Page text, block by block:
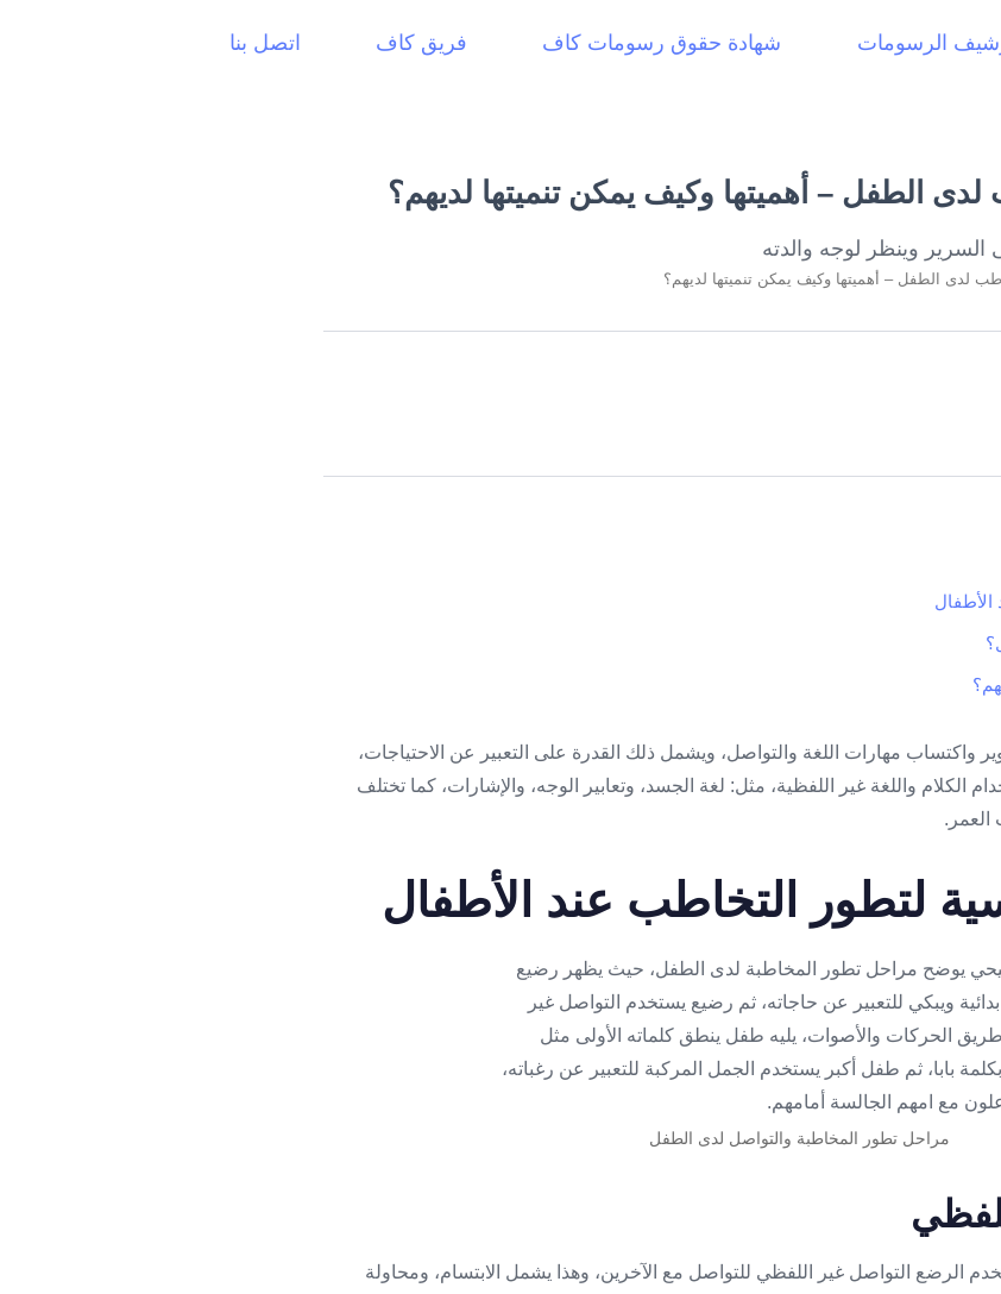
الرسومات شهادة حقوق رسومات كاف فريق كاف اتصل بنا
لدى الطفل – أهميتها وكيف يمكن تنميتها لديهم؟
لدى الطفل – أهميتها وكيف يمكن تنميتها لديهم؟
الأطفال
واكتساب مهارات اللغة والتواصل، ويشمل ذلك القدرة على التعبير عن الاحتياجات،
الكلام واللغة غير اللفظية، مثل: لغة الجسد، وتعابير الوجه، والإشارات، كما تختلف
لتطور التخاطب عند الأطفال
مراحل تطور المخاطبة والتواصل لدى الطفل
الرضع التواصل غير اللفظي للتواصل مع الآخرين، وهذا يشمل الابتسام، ومحاولة